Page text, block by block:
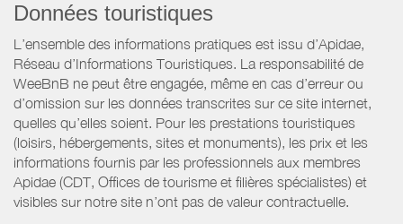
Données touristiques
L’ensemble des informations pratiques est issu d’Apidae,
Réseau d’Informations Touristiques. La responsabilité de
WeeBnB ne peut être engagée, même en cas d’erreur ou
d’omission sur les données transcrites sur ce site internet,
quelles qu’elles soient. Pour les prestations touristiques
(loisirs, hébergements, sites et monuments), les prix et les
informations fournis par les professionnels aux membres
Apidae (CDT, Offices de tourisme et filières spécialistes) et
visibles sur notre site n’ont pas de valeur contractuelle.